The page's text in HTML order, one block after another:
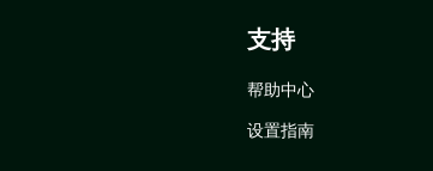
支持
帮助中心
设置指南